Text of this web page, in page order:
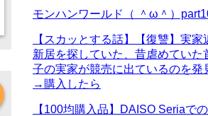
モンハンワールド（ ＾ω＾）
【スカッとする話】【復讐】実家
新居を探していた、昔虐めていた
子の実家が競売に出ているのを発
→購入したら
【100均購入品】DAISO Seriaで